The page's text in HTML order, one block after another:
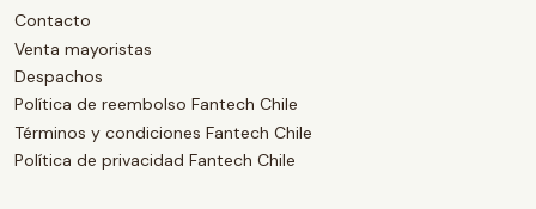
Contacto
Venta mayoristas
Despachos
Política de reembolso Fantech Chile
Términos y condiciones Fantech Chile
Política de privacidad Fantech Chile